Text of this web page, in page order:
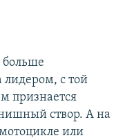
лидером, с той
признается
створ. А на
или